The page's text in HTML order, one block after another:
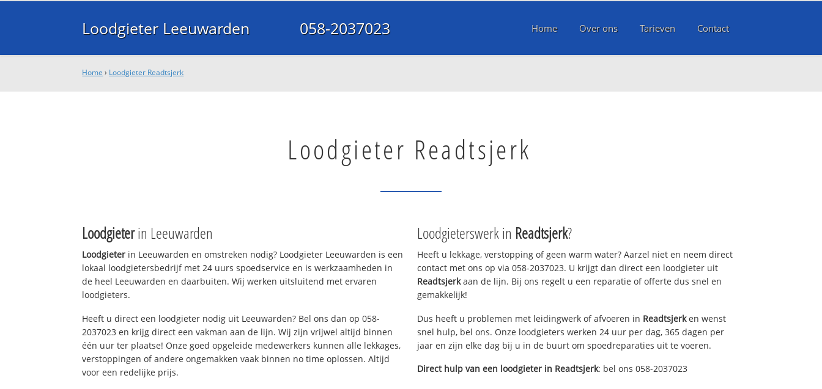
Loodgieter Leeuwarden 058-2037023 Home Over ons Tarieven Contact
Home › Loodgieter Readtsjerk
Loodgieter Readtsjerk
Loodgieterin Leeuwarden
Loodgieter in Leeuwarden en omstreken nodig? Loodgieter Leeuwarden is een
lokaal loodgietersbedrijf met 24 uurs spoedservice en is werkzaamheden in
de heel Leeuwarden en daarbuiten. Wij werken uitsluitend met ervaren
loodgieters.
Heeft u direct een loodgieter nodig uit Leeuwarden? Bel ons dan op 058-
2037023 en krijg direct een vakman aan de lijn. Wij zijn vrijwel altijd binnen
één uur ter plaatse! Onze goed opgeleide medewerkers kunnen alle lekkages,
verstoppingen of andere ongemakken vaak binnen no time oplossen. Altijd
voor een redelijke prijs.
Loodgieterswerk in Readtsjerk?
Heeft u lekkage, verstopping of geen warm water? Aarzel niet en neem direct
contact met ons op via 058-2037023. U krijgt dan direct een loodgieter uit
Readtsjerkaan de lijn. Bij ons regelt u een reparatie of offerte dus snel en
gemakkelijk!
Dus heeft u problemen met leidingwerk of afvoeren in Readtsjerken wenst
snel hulp, bel ons. Onze loodgieters werken 24 uur per dag, 365 dagen per
jaar en zijn elke dag bij u in de buurt om spoedreparaties uit te voeren.
Direct hulp van een loodgieter in Readtsjerk: bel ons 058-2037023